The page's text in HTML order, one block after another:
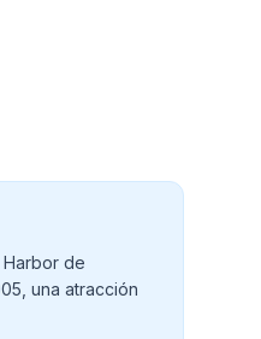
Harbor de
una atracción